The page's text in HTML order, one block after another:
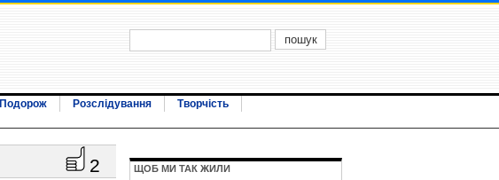
Подорож Розслідування
Творчість
2 ЩОБ МИ ТАК ЖИЛИ